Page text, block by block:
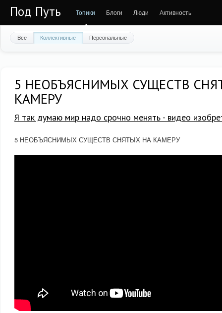
Под Путь Топики Блоги Люди Активность
Все Коллективные Персональные
5 НЕОБЪЯСНИМЫХ СУЩЕСТВ
КАМЕРУ
Я так думаю мир надо срочно менять - видео
5 НЕОБЪЯСНИМЫХ СУЩЕСТВ СНЯТЫХ НА КАМЕРУ